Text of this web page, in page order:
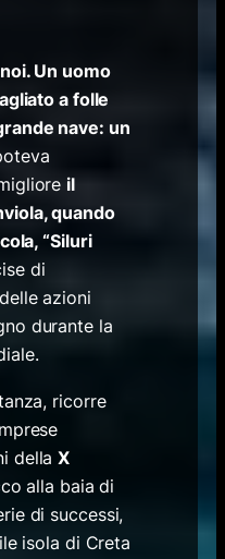
Un uomo
a folle
nave: un
il
quando
“Siluri
di
azioni
durante la
ricorre
dellaX
alla baia di
di successi,
isola di Creta